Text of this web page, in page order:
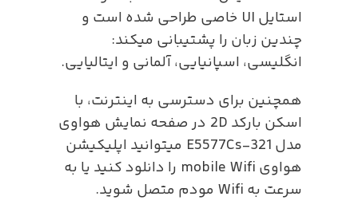
استایل UI خاصی طراحی شده است و
چندین زبان را پشتیبانی میکند:
انگلیسی، اسپانیایی، آلمانی و ایتالیایی.
همچنین برای دسترسی به اینترنت، با
اسکن بارکد 2D در صفحه نمایش هواوی
مدل E5577Cs-321 میتوانید اپلیکیشن
هواوی mobile Wifi را دانلود کنید یا به
سرعت به Wifi مودم متصل شوید.